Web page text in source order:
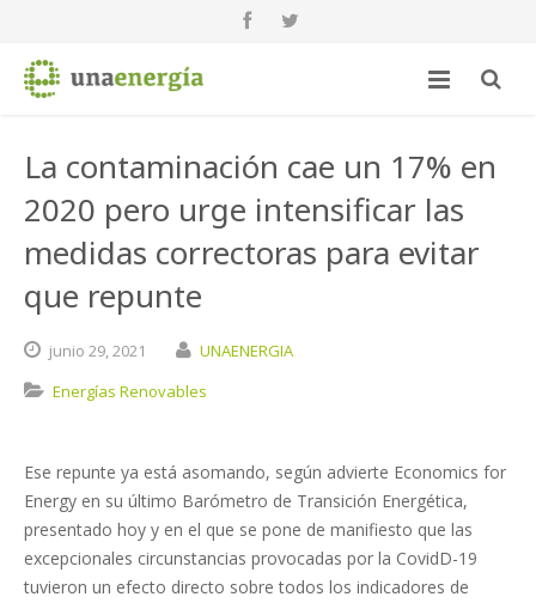
La contaminación cae un 17% en
2020 pero urge intensificar las
medidas correctoras para evitar
que repunte
junio 29,2021
UNAENERGIA
Energías Renovables
Ese repunte ya está asomando, según advierte Economics for
Energy en su último Barómetro de Transición Energética,
presentado hoy y en el que se pone de manifiesto que las
excepcionales circunstancias provocadas por la CovidD-19
tuvieron un efecto directo sobre todos los indicadores de